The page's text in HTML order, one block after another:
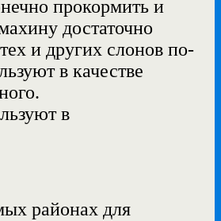
прокормить и
достаточно
и других слонов по-
в качестве
в
районах для